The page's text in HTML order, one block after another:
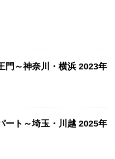
門～神奈川・横浜 2023年
ート～埼玉・川越 2025年